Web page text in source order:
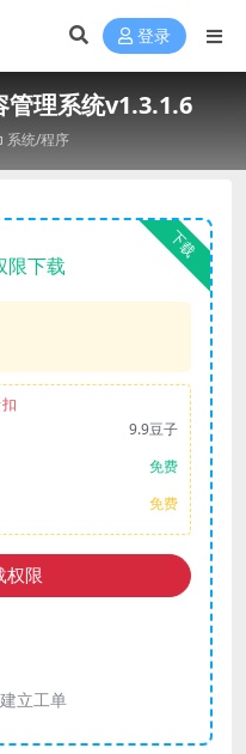
登录
管理系统v1.3.1.6
系统/程序
下载
限下载
9.9豆子
免费
免费
权限
立工单